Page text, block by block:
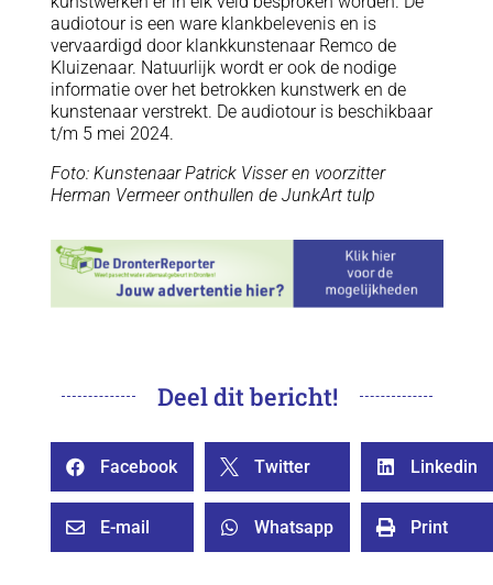
audiotour is een ware klankbelevenis en is
vervaardigd door klankkunstenaar Remco de
Kluizenaar. Natuurlijk wordt er ook de nodige
informatie over het betrokken kunstwerk en de
kunstenaar verstrekt. De audiotour is beschikbaar
t/m 5 mei 2024.
Foto: Kunstenaar Patrick Visser en voorzitter
Herman Vermeer onthullen de JunkArt tulp
Deel dit bericht!
 Facebook  Twitter  Linkedin
 E-mail  Whatsapp  Print